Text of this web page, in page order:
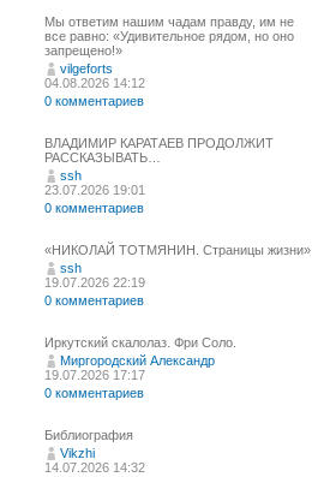
Мы ответим нашим чадам правду, им не
все равно: «Удивительное рядом, но оно
запрещено!»
vilgeforts
04.08.2026 14:12
0 комментариев
ВЛАДИМИР КАРАТАЕВ ПРОДОЛЖИТ
РАССКАЗЫВАТЬ…
ssh
23.07.2026 19:01
0 комментариев
«НИКОЛАЙ ТОТМЯНИН. Страницы жизни»
ssh
19.07.2026 22:19
0 комментариев
Иркутский скалолаз. Фри Соло.
Миргородский Александр
19.07.2026 17:17
0 комментариев
Библиография
Vikzhi
14.07.2026 14:32